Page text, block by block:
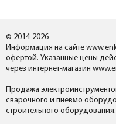
© 2014-2026
Информация на сайте
офертой. Указанные цены
через интернет-магазин
Продажа
сварочного и пневмо
строительного оборудования.